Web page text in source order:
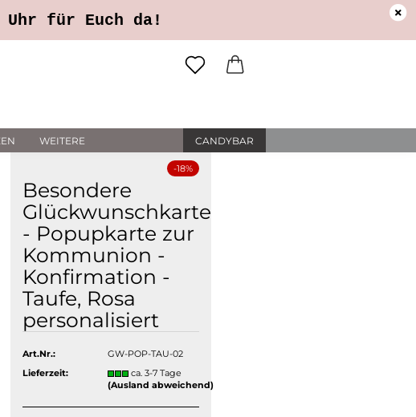
Erinnerung Öffnungszeiten
Passwort
Konto erstellen
Passwort vergessen?
für Euch da!
CANDYBAR
WEITERE
-18%
Besondere
Glückwunschkarte
- Popupkarte zur
Kommunion -
Konfirmation -
Taufe, Rosa
personalisiert
Art.Nr.:
GW-POP-TAU-02
Lieferzeit:
ca. 3-7 Tage
(Ausland abweichend)